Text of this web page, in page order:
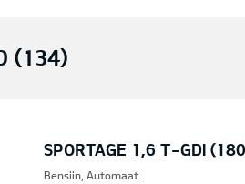
(134)
SPORTAGE 1,6 T-GDI
Bensiin, Automaat